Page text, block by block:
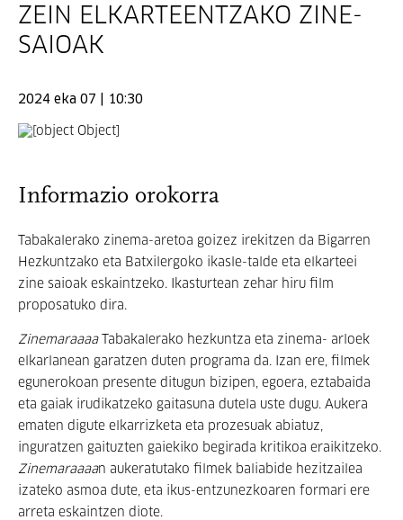
ZEIN ELKARTEENTZAKO ZINE-
SAIOAK
2024 eka 07 | 10:30
Informazio orokorra
Tabakalerako zinema-aretoa goizez irekitzen da Bigarren
Hezkuntzako eta Batxilergoko ikasle-talde eta elkarteei
zine saioak eskaintzeko. Ikasturtean zehar hiru film
proposatuko dira.
ZinemaraaaaTabakalerako hezkuntza eta zinema- arloek
elkarlanean garatzen duten programa da. Izan ere, filmek
egunerokoan presente ditugun bizipen, egoera, eztabaida
eta gaiak irudikatzeko gaitasuna dutela uste dugu. Aukera
ematen digute elkarrizketa eta prozesuak abiatuz,
inguratzen gaituzten gaiekiko begirada kritikoa eraikitzeko.
Zinemaraaaan aukeratutako filmek baliabide hezitzailea
izateko asmoa dute, eta ikus-entzunezkoaren formari ere
arreta eskaintzen diote.